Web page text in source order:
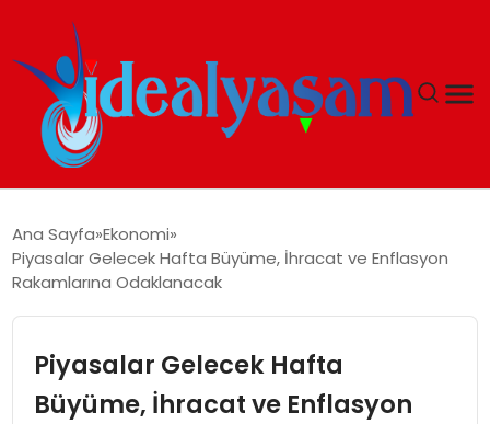
GÜNDEM
İDEAL YAŞAM
Ana Sayfa Ekonomi
Piyasalar Gelecek Hafta Büyüme, İhracat ve Enflasyon
Rakamlarına Odaklanacak
Piyasalar Gelecek Hafta
Büyüme, İhracat ve Enflasyon